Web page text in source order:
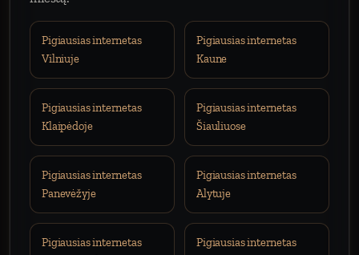
Pigiausias internetas
Vilniuje
Pigiausias internetas
Kaune
Pigiausias internetas
Klaipėdoje
Pigiausias internetas
Šiauliuose
Pigiausias internetas
Panevėžyje
Pigiausias internetas
Alytuje
Pigiausias internetas
Pigiausias internetas